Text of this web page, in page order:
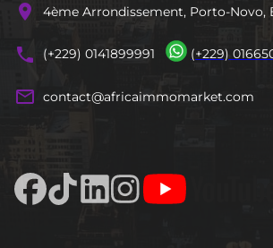
location_on 4ème Arrondissement, Porto-Novo,
phones(+229) 0141899991 (+229)
mail_outline contact@africaimmomarket.com